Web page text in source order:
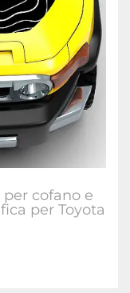
cofano e
per Toyota